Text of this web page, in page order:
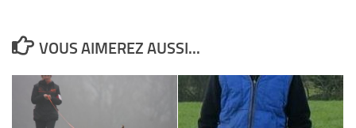
VOUS AIMEREZ AUSSI...